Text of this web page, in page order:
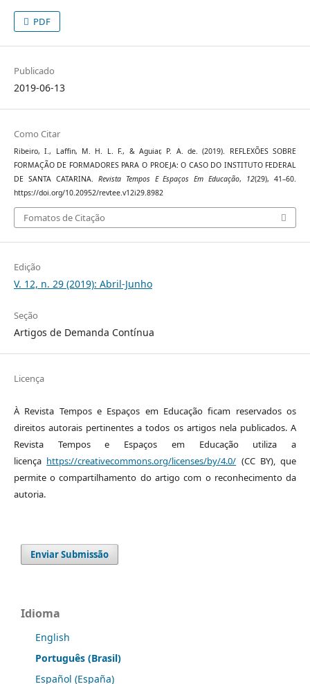
PDF
Publicado
2019-06-13
Como Citar
Ribeiro, I., Laffin, M. H. L. F., & Aguiar, P. A. de. (2019). REFLEXÕES SOBRE
FORMAÇÃO DE FORMADORES PARA O PROEJA: O CASO DO INSTITUTO FEDERAL
DE SANTA CATARINA. Revista Tempos E Espaços Em Educação, 12(29), 41–60.
https://doi.org/10.20952/revtee.v12i29.8982
Fomatos de Citação
Edição
V. 12, n. 29 (2019): Abril-Junho
Seção
Artigos de Demanda Contínua
Licença
À Revista Tempos e Espaços em Educação ficam reservados os
direitos autorais pertinentes a todos os artigos nela publicados. A
Revista Tempos e Espaços em Educação utiliza a
licença https://creativecommons.org/licenses/by/4.0/ (CC BY), que
permite o compartilhamento do artigo com o reconhecimento da
autoria.
Enviar Submissão
Idioma
English
Português (Brasil)
Español (España)